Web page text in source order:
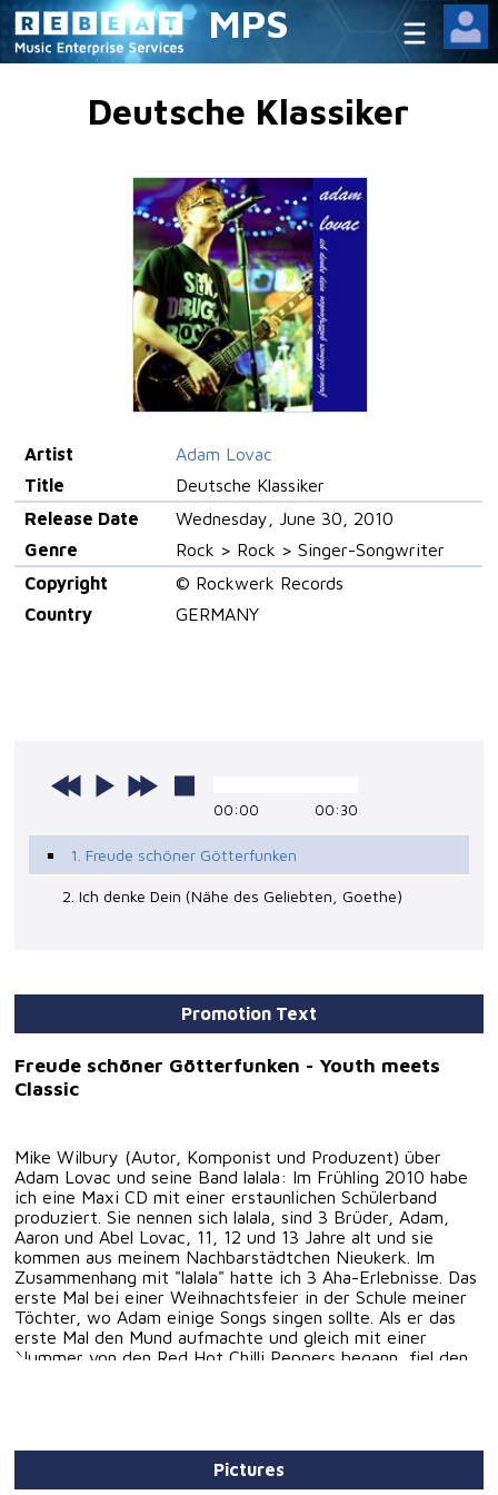
MPS
Deutsche Klassiker
Artist
Adam Lovac
Title
Deutsche Klassiker
Release Date
Wednesday, June 30, 2010
Genre
Rock > Rock > Singer-Songwriter
Copyright
© Rockwerk Records
Country
GERMANY
00:00 00:30
1. Freude schöner Götterfunken
2. Ich denke Dein (Nähe des Geliebten, Goethe)
Promotion Text
Freude schöner Götterfunken - Youth meets
Classic
Mike Wilbury (Autor, Komponist und Produzent) über
Adam Lovac und seine Band lalala: Im Frühling 2010 habe
ich eine Maxi CD mit einer erstaunlichen Schülerband
produziert. Sie nennen sich lalala, sind 3 Brüder, Adam,
Aaron und Abel Lovac, 11, 12 und 13 Jahre alt und sie
kommen aus meinem Nachbarstädtchen Nieukerk. Im
Zusammenhang mit "lalala" hatte ich 3 Aha-Erlebnisse. Das
erste Mal bei einer Weihnachtsfeier in der Schule meiner
Töchter, wo Adam einige Songs singen sollte. Als er das
erste Mal den Mund aufmachte und gleich mit einer
Nummer von den Red Hot Chilli Peppers begann, fiel den
Aha-Erlebnis hatte ich dann einige Wochen später, als
Adams Bruder Aaron die Schlagzeugparts für ihre erste
Pictures